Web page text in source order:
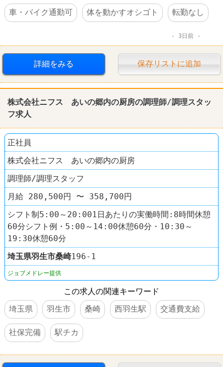
車・バイク通勤可 体を動かすオシゴト 転勤なし
3日前
詳細をみる 保存リストに追加
株式会社ニフス あいの郷内の厨房の調理師/調理スタッ
フ求人
正社員
株式会社ニフス あいの郷内の厨房
調理師/調理スタッフ
月給 280,500円 〜 358,700円
シフト制5:00～20:001日あたりの実働時間:8時間休憩
60分シフト例・5:00～14:00休憩60分・10:30～
19:30休憩60分
埼玉県羽生市桑崎196-1
ジョブメドレー提供
この求人の関連キーワード
埼玉県
羽生市 桑崎 西羽生駅 交通費支給
社保完備 駅チカ